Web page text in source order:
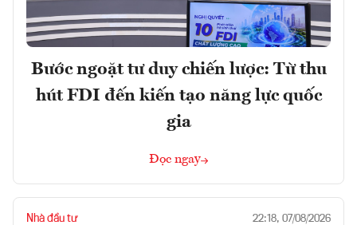
Bước ngoặt tư duy chiến lược: Từ thu
hút FDI đến kiến tạo năng lực quốc
gia
Đọc ngay
Nhà đầu tư 22:18, 07/08/2026